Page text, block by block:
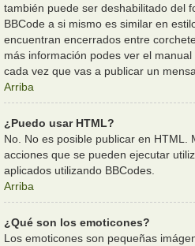
también puede ser deshabilitado del
BBCode a si mismo es similar en
encuentran encerrados entre
más información podes ver el
cada vez que vas a publicar un
Arriba
¿Puedo usar HTML?
No. No es posible publicar en HTML.
acciones que se pueden ejecutar
aplicados utilizando BBCodes.
Arriba
¿Qué son los emoticones?
Los emoticones son pequeñas